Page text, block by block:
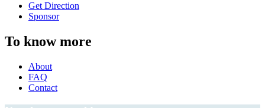
Get Direction
Sponsor
To know more
About
FAQ
Contact